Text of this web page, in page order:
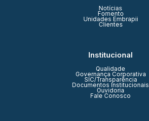
Notícias
Fomento
Unidades Embrapii
Clientes
Institucional
Qualidade
Governança Corporativa
SIC/Transparência
Documentos Institucionais
Ouvidoria
Fale Conosco